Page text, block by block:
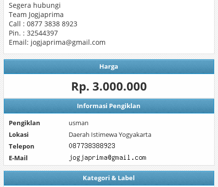
Segera hubungi
Team Jogjaprima
Call : 0877 3838 8923
Pin. : 32544397
Email: jogjaprima@gmail.com
Harga
Rp. 3.000.000
Informasi Pengiklan
Pengiklan
usman
Lokasi
Daerah Istimewa Yogyakarta
Telepon
E-Mail
Kategori & Label